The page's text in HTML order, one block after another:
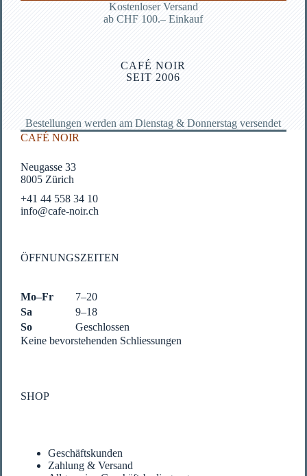
Kostenloser Versand
ab CHF 100.– Einkauf
CAFÉ NOIR
SEIT 2006
Bestellungen werden am Dienstag & Donnerstag versendet
CAFÉ NOIR
Neugasse 33
8005 Zürich
+41 44 558 34 10
info@cafe-noir.ch
ÖFFNUNGSZEITEN
Mo–Fr
7–20
Sa
9–18
So
Geschlossen
Keine bevorstehenden Schliessungen
SHOP
Geschäfts­kun­den
Zah­lung & Versand